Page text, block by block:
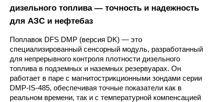
дизельного топлива — точность и надежность
для АЗС и нефтебаз
Поплавок DFS DMP (версия DK) — это
специализированный сенсорный модуль, разработанный
для непрерывного контроля плотности дизельного
топлива в подземных и наземных резервуарах. Он
работает в паре с магнитострикционными зондами серии
DMP-IS-485, обеспечивая точные показатели как в
реальном времени, так и с температурной компенсацией